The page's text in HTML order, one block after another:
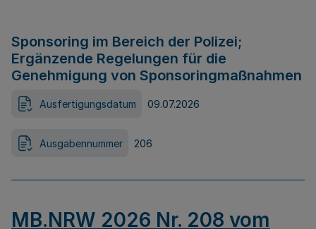
Sponsoring im Bereich der Polizei;
Ergänzende Regelungen für die
Genehmigung von Sponsoringmaßnahmen
Ausfertigungsdatum 09.07.2026
Ausgabennummer 206
MB.NRW 2026 Nr. 208 vom